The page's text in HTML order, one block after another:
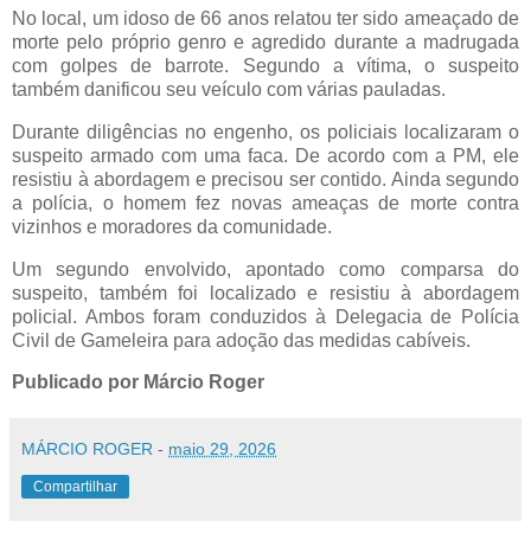
No local, um idoso de 66 anos relatou ter sido ameaçado de
morte pelo próprio genro e agredido durante a madrugada
com golpes de barrote. Segundo a vítima, o suspeito
também danificou seu veículo com várias pauladas.
Durante diligências no engenho, os policiais localizaram o
suspeito armado com uma faca. De acordo com a PM, ele
resistiu à abordagem e precisou ser contido. Ainda segundo
a polícia, o homem fez novas ameaças de morte contra
vizinhos e moradores da comunidade.
Um segundo envolvido, apontado como comparsa do
suspeito, também foi localizado e resistiu à abordagem
policial. Ambos foram conduzidos à Delegacia de Polícia
Civil de Gameleira para adoção das medidas cabíveis.
Publicado por Márcio Roger
MÁRCIO ROGER - maio 29, 2026
Compartilhar